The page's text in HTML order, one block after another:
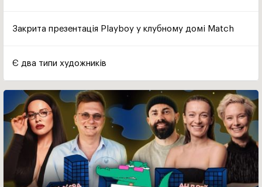
Закрита презентація Playboy у клубному домі Match
Є два типи художників